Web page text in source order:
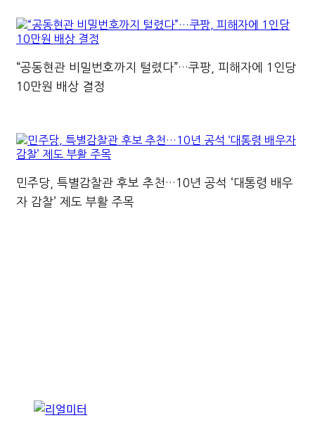
“공동현관 비밀번호까지 털렸다”…쿠팡, 피해자에 1인당
10만원 배상 결정
민주당, 특별감찰관 후보 추천…10년 공석 ‘대통령 배우
자 감찰’ 제도 부활 주목